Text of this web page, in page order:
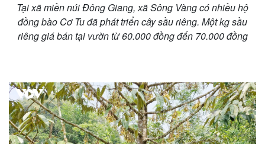
Tại xã miền núi Đông Giang, xã Sông Vàng có nhiều hộ
đồng bào Cơ Tu đã phát triển cây sầu riêng. Một kg sầu
riêng giá bán tại vườn từ 60.000 đồng đến 70.000 đồng